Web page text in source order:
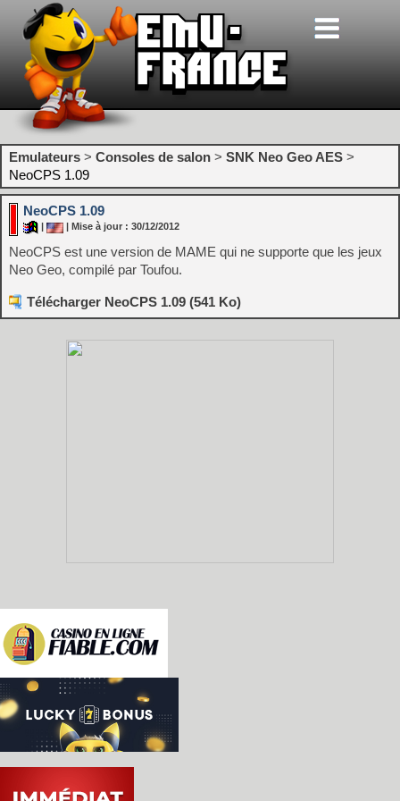
Emulateurs > Consoles de salon > SNK Neo Geo AES >
NeoCPS 1.09
NeoCPS 1.09
| Mise à jour : 30/12/2012
NeoCPS est une version de MAME qui ne supporte que les jeux
Neo Geo, compilé par Toufou.
Télécharger NeoCPS 1.09 (541 Ko)